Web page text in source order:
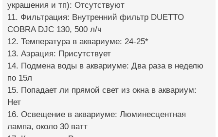
украшения и тп): Отсутствуют
11. Фильтрация: Внутренний фильтр DUETTO
COBRA DJC 130, 500 л/ч
12. Температура в аквариуме: 24-25*
13. Аэрация: Присутствует
14. Подмена воды в аквариуме: Два раза в неделю
по 15л
15. Попадает ли прямой свет из окна в аквариум:
Нет
16. Освещение в аквариуме: Люминесцентная
лампа, около 30 ватт